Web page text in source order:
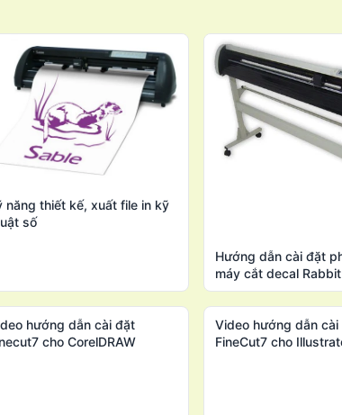
năng thiết kế, xuất file in kỹ
số
Hướng dẫn cài đặt
máy cắt decal
hướng dẫn cài đặt
cho CorelDRAW
Video hướng dẫn cài
FineCut7 cho